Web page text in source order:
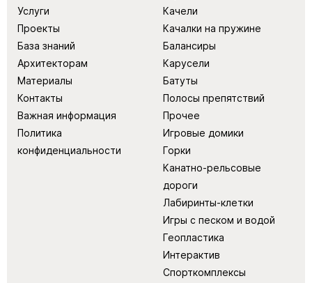
Услуги
Проекты
База знаний
Архитекторам
Материалы
Контакты
Важная информация
Политика
конфиденциальности
Качели
Качалки на пружине
Балансиры
Карусели
Батуты
Полосы препятствий
Прочее
Игровые домики
Горки
Канатно-рельсовые
дороги
Лабиринты-клетки
Игры с песком и водой
Геопластика
Интерактив
Спорткомплексы